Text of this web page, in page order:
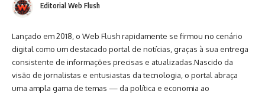
Editorial Web Flush
Lançado em 2018, o Web Flush rapidamente se firmou no cenário
digital como um destacado portal de notícias, graças à sua entrega
consistente de informações precisas e atualizadas.Nascido da
visão de jornalistas e entusiastas da tecnologia, o portal abraça
uma ampla gama de temas — da política e economia ao